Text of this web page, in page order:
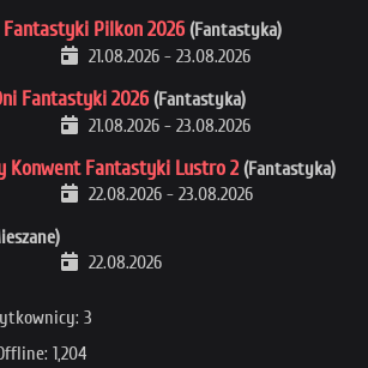
Pilkon 2026 (Fantastyka)
21.08.2026 - 23.08.2026
Fantastyki 2026 (Fantastyka)
21.08.2026 - 23.08.2026
Konwent Fantastyki Lustro 2 (Fantastyka)
22.08.2026 - 23.08.2026
22.08.2026
3
1,204